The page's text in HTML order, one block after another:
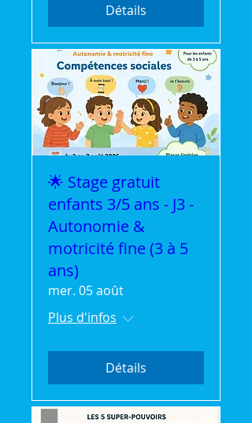
Détails
🌟 Stage gratuit
enfants 3/5 ans - J3 -
Autonomie &
motricité fine (3 à 5
ans)
mer. 05 août
Plus d'infos
Détails